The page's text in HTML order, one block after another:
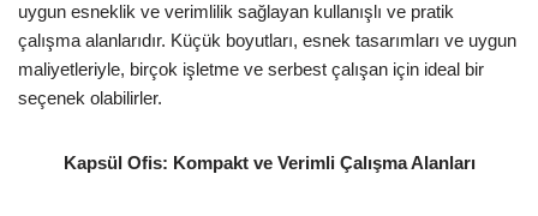
uygun esneklik ve verimlilik sağlayan kullanışlı ve pratik
çalışma alanlarıdır. Küçük boyutları, esnek tasarımları ve uygun
maliyetleriyle, birçok işletme ve serbest çalışan için ideal bir
seçenek olabilirler.
Kapsül Ofis: Kompakt ve Verimli Çalışma Alanları